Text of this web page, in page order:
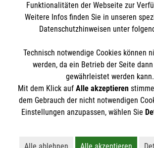
Malteserorden
Sharepoint
Spendenkonto
IBAN: DE43 3706 0120 1201 2164 90
BIC: GENODED1PA7
So finden Sie uns
Kronenstraße 27
44625 Herne
Der Malteser Hilfsdienst e.V. ist als
Gewerbesteuer befreit.
Funktionalitäten der Webseite zur
Weitere Infos finden Sie in unseren
Datenschutzhinweisen unter
Technisch notwendige Cookies können
werden, da ein Betrieb der Seite
gewährleistet werden kann.
Mit dem Klick auf Alle akzeptieren
dem Gebrauch der nicht notwendigen
Einstellungen anzupassen, wählen Sie